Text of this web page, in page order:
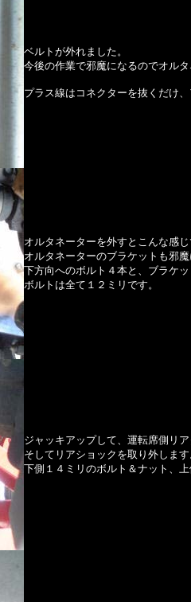
ベルトが外れました。
今後の作業で邪魔になるのでオル
プラス線はコネクターを抜くだけ、
オルタネーターを外すとこんな感じ
オルタネーターのブラケットも邪
下方向へのボルト４本と、ブラケ
ボルトは全て１２ミリです。
ジャッキアップして、運転席側リア
そしてリアショックを取り外します
下側１４ミリのボルト＆ナット、